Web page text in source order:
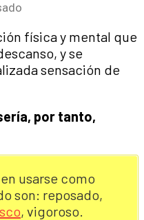
física y mental que
y se
sensación de
por tanto,
usarse como
son: reposado,
, vigoroso.